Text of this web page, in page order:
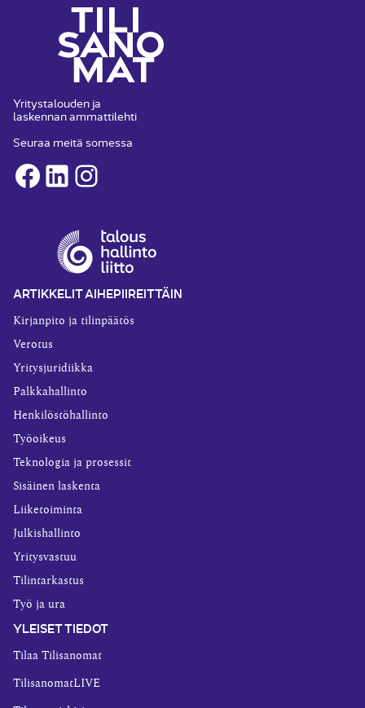
Yritystalouden ja
laskennan ammattilehti
Seuraa meitä somessa
Facebook
LinkedInInstagram
ARTIKKELIT AIHEPIIREITTÄIN
Kirjanpito ja tilinpäätös
Verotus
Yritysjuridiikka
Palkkahallinto
Henkilöstöhallinto
Työoikeus
Teknologia ja prosessit
Sisäinen laskenta
Liiketoiminta
Julkishallinto
Yritysvastuu
Tilintarkastus
Työ ja ura
YLEISET TIEDOT
Tilaa Tilisanomat
TilisanomatLIVE